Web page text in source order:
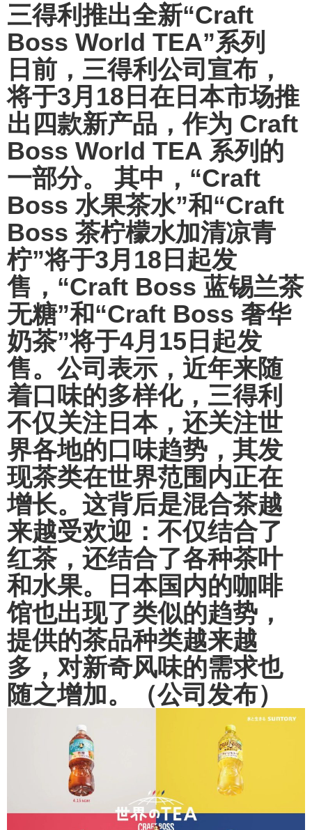
三得利推出全新“Craft
Boss World TEA”系列
日前，三得利公司宣布，
将于3月18日在日本市场推
出四款新产品，作为 Craft
Boss World TEA 系列的
一部分。 其中，“Craft
Boss 水果茶水”和“Craft
Boss 茶柠檬水加清凉青
柠”将于3月18日起发
售，“Craft Boss 蓝锡兰茶
无糖”和“Craft Boss 奢华
奶茶”将于4月15日起发
售。公司表示，近年来随
着口味的多样化，三得利
不仅关注日本，还关注世
界各地的口味趋势，其发
现茶类在世界范围内正在
增长。这背后是混合茶越
来越受欢迎：不仅结合了
红茶，还结合了各种茶叶
和水果。日本国内的咖啡
馆也出现了类似的趋势，
提供的茶品种类越来越
多，对新奇风味的需求也
随之增加。（公司发布）